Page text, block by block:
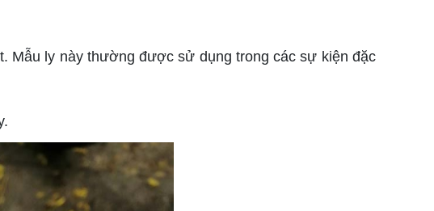
Mẫu ly này thường được sử dụng trong các sự kiện đặc